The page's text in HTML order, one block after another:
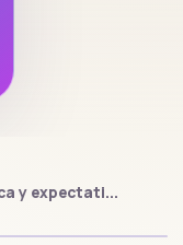
y expectati...